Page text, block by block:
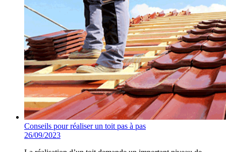
Conseils pour réaliser un toit pas à pas
26/09/2023